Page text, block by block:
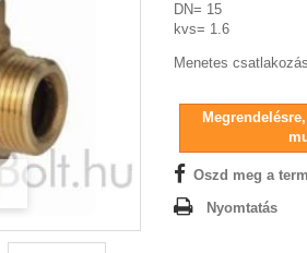
DN= 15
kvs= 1.6
Menetes
Oszd meg a
Nyomtatás